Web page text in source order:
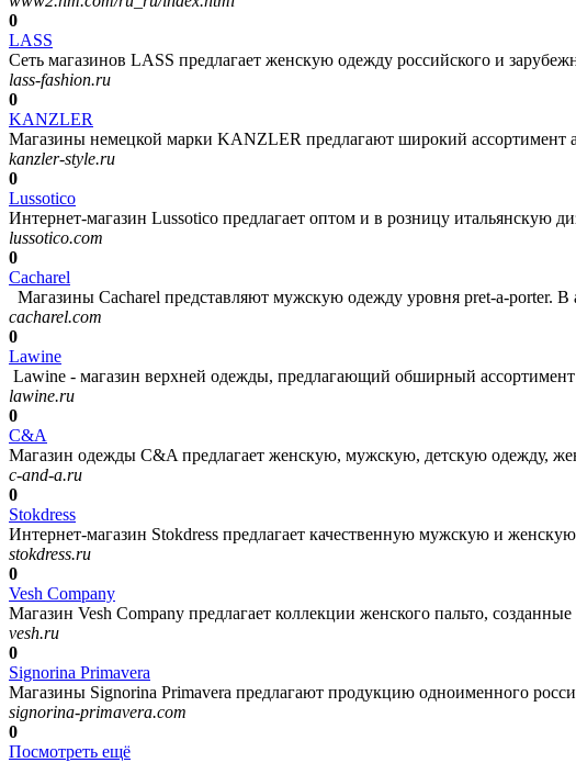
0
LASS
Сеть магазинов LASS предлагает женскую одежду российского и
lass-fashion.ru
0
KANZLER
Магазины немецкой марки KANZLER предлагают широкий ассортимент
kanzler-style.ru
0
Lussotico
Интернет-магазин Lussotico предлагает оптом и в розницу итальянскую
lussotico.com
0
Cacharel
Магазины Cacharel представляют мужскую одежду уровня pret-a-porter. В
cacharel.com
0
Lawine
Lawine - магазин верхней одежды, предлагающий обширный
lawine.ru
0
C&A
Магазин одежды C&A предлагает женскую, мужскую, детскую одежду,
c-and-a.ru
0
Stokdress
Интернет-магазин Stokdress предлагает качественную мужскую и
stokdress.ru
0
Vesh Company
Магазин Vesh Company предлагает коллекции женского пальто,
vesh.ru
0
Signorina Primavera
Магазины Signorina Primavera предлагают продукцию одноименного
signorina-primavera.com
0
Посмотреть ещё